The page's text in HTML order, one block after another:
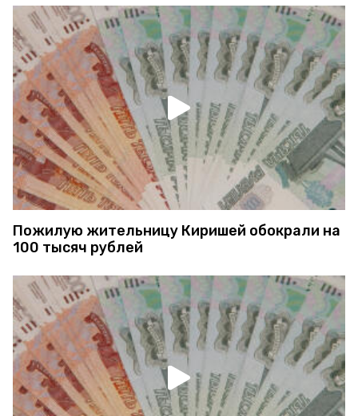
Пожилую жительницу Киришей обокрали на
100 тысяч рублей